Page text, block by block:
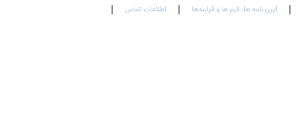
آیین نامه ها، فرم ها و فرایندها اطلاعات تماس